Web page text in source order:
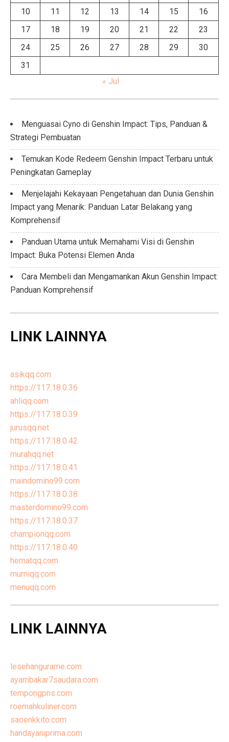
10
11 12 13 14 15
16
17
18 19 20 21 22
23
24
25 26 27 28 29
30
31
« Jul
Menguasai Cyno di Genshin Impact: Tips, Panduan &
Strategi Pembuatan
Temukan Kode Redeem Genshin Impact Terbaru untuk
Peningkatan Gameplay
Menjelajahi Kekayaan Pengetahuan dan Dunia Genshin
Impact yang Menarik: Panduan Latar Belakang yang
Komprehensif
Panduan Utama untuk Memahami Visi di Genshin
Impact: Buka Potensi Elemen Anda
Cara Membeli dan Mengamankan Akun Genshin Impact:
Panduan Komprehensif
LINK LAINNYA
asikqq.com
https://117.18.0.36
ahliqq.com
https://117.18.0.39
jurusqq.net
https://117.18.0.42
murahqq.net
https://117.18.0.41
maindomino99.com
https://117.18.0.38
masterdomino99.com
https://117.18.0.37
championqq.com
https://117.18.0.40
hematqq.com
murniqq.com
menuqq.com
LINK LAINNYA
lesehangurame.com
ayambakar7saudara.com
tempongpns.com
roemahkuliner.com
saoenkkito.com
handayaniprima.com